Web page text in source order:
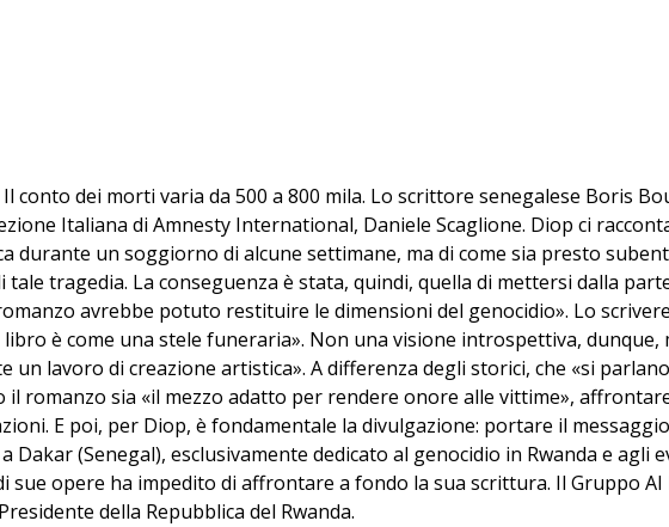
conto dei morti varia da 500 a 800 mila. Lo scrittore senegalese Boris
Italiana di Amnesty International, Daniele Scaglione. Diop ci
durante un soggiorno di alcune settimane, ma di come sia presto
tragedia. La conseguenza è stata, quindi, quella di mettersi dalla
avrebbe potuto restituire le dimensioni del genocidio». Lo
è come una stele funeraria». Non una visione introspettiva, dunque,
lavoro di creazione artistica». A differenza degli storici, che «si
romanzo sia «il mezzo adatto per rendere onore alle vittime»,
E poi, per Diop, è fondamentale la divulgazione: portare il
(Senegal), esclusivamente dedicato al genocidio in Rwanda e agli
opere ha impedito di affrontare a fondo la sua scrittura. Il Gruppo
della Repubblica del Rwanda.